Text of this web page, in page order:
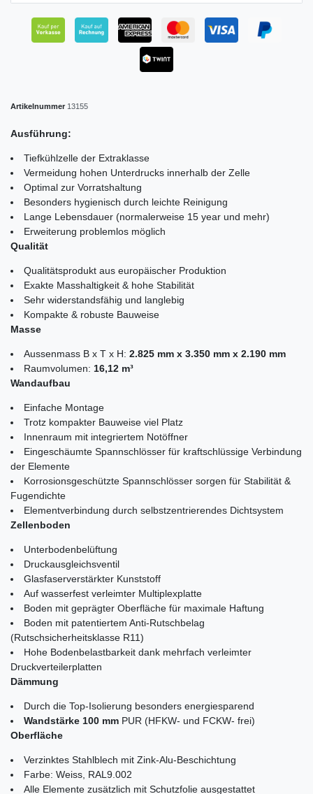
Artikelnummer 13155
Ausführung:
Tiefkühlzelle der Extraklasse
Vermeidung hohen Unterdrucks innerhalb der Zelle
Optimal zur Vorratshaltung
Besonders hygienisch durch leichte Reinigung
Lange Lebensdauer (normalerweise 15 year und mehr)
Erweiterung problemlos möglich
Qualität
Qualitätsprodukt aus europäischer Produktion
Exakte Masshaltigkeit & hohe Stabilität
Sehr widerstandsfähig und langlebig
Kompakte & robuste Bauweise
Masse
Aussenmass B x T x H: 2.825 mm x 3.350 mm x 2.190 mm
Raumvolumen: 16,12 m³
Wandaufbau
Einfache Montage
Trotz kompakter Bauweise viel Platz
Innenraum mit integriertem Notöffner
Eingeschäumte Spannschlösser für kraftschlüssige Verbindung
der Elemente
Korrosionsgeschützte Spannschlösser sorgen für Stabilität &
Fugendichte
Elementverbindung durch selbstzentrierendes Dichtsystem
Zellenboden
Unterbodenbelüftung
Druckausgleichsventil
Glasfaserverstärkter Kunststoff
Auf wasserfest verleimter Multiplexplatte
Boden mit geprägter Oberfläche für maximale Haftung
Boden mit patentiertem Anti-Rutschbelag
(Rutschsicherheitsklasse R11)
Hohe Bodenbelastbarkeit dank mehrfach verleimter
Druckverteilerplatten
Dämmung
Durch die Top-Isolierung besonders energiesparend
Wandstärke 100 mm PUR (HFKW- und FCKW- frei)
Oberfläche
Verzinktes Stahlblech mit Zink-Alu-Beschichtung
Farbe: Weiss, RAL9.002
Alle Elemente zusätzlich mit Schutzfolie ausgestattet